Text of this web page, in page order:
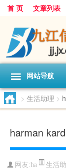
首 页 文章列表
网站导航
> 生活助理 >
harman
网友:ha 生活